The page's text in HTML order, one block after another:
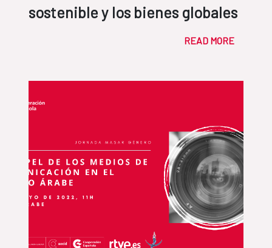
sostenible y los bienes globales
READ MORE